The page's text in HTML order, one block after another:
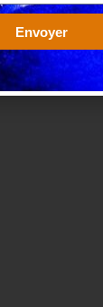
Envoyer